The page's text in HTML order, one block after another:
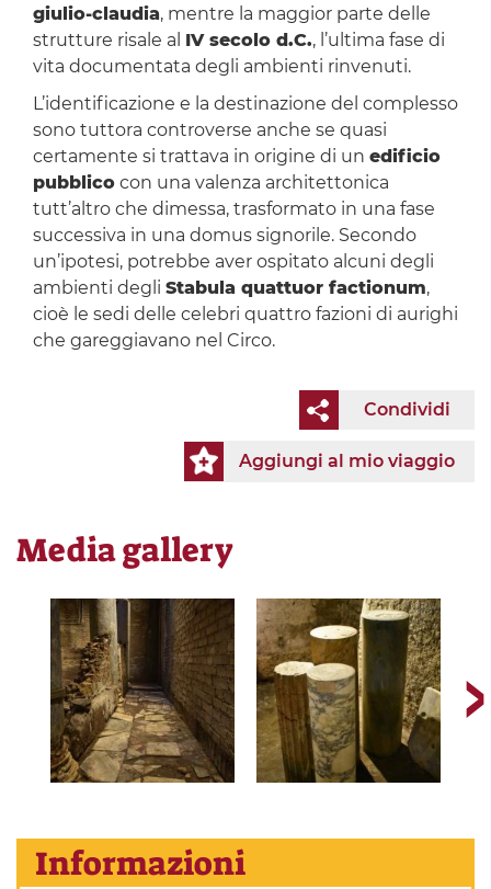
giulio-claudia, mentre la maggior parte delle
strutture risale al IV secolo d.C., l’ultima fase di
vita documentata degli ambienti rinvenuti.
L’identificazione e la destinazione del complesso
sono tuttora controverse anche se quasi
certamente si trattava in origine di un edificio
pubblicocon una valenza architettonica
tutt’altro che dimessa, trasformato in una fase
successiva in una domus signorile. Secondo
un’ipotesi, potrebbe aver ospitato alcuni degli
ambienti degli Stabula quattuor factionum,
cioè le sedi delle celebri quattro fazioni di aurighi
che gareggiavano nel Circo.
Condividi
Aggiungi al mio viaggio
Media gallery
Informazioni